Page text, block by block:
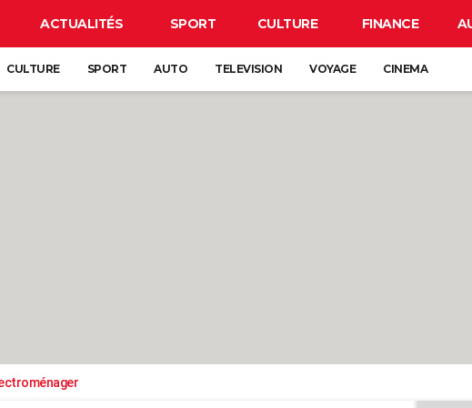
ACTUALITÉS SPORT CULTURE FINANCE
CULTURE SPORT AUTO TELEVISION VOYAGE CINEMA